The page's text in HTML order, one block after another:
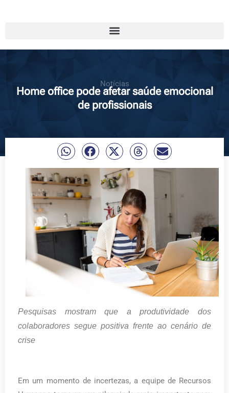
Notícias
Home office pode afetar saúde emocional
de profissionais
Pesquisas mostram que a produtividade dos
colaboradores segue positiva frente ao cenário de
crise
Em um momento de incertezas, a equipe de Recursos